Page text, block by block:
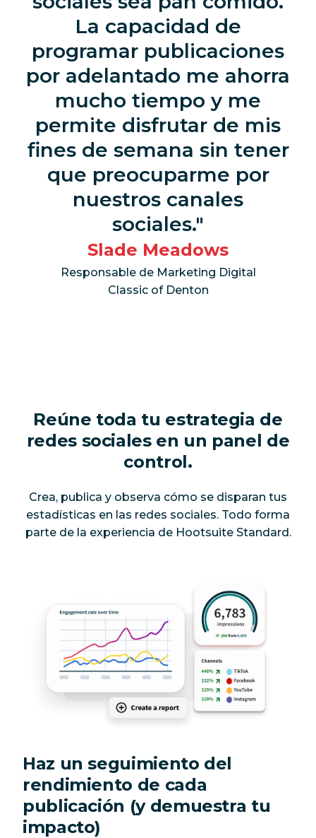
La capacidad de
programar publicaciones
por adelantado me ahorra
mucho tiempo y me
permite disfrutar de mis
fines de semana sin tener
que preocuparme por
nuestros canales
sociales.
Slade Meadows
Responsable de Marketing Digital
Classic of Denton
Reúne toda tu estrategia de
redes sociales en un panel de
control.
Crea, publica y observa cómo se disparan tus
estadísticas en las redes sociales. Todo forma
parte de la experiencia de Hootsuite Standard.
Haz un seguimiento del
rendimiento de cada
publicación (y demuestra tu
impacto)